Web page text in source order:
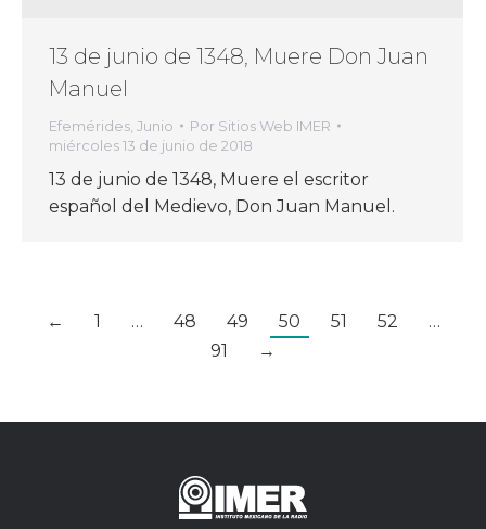
13 de junio de 1348, Muere Don Juan
Manuel
Efemérides Junio Por Sitios Web IMER
miércoles 13 de junio de 2018
13 de junio de 1348, Muere el escritor
español del Medievo, Don Juan Manuel.
← 1 … 48 49 50 51 52
…
91
→